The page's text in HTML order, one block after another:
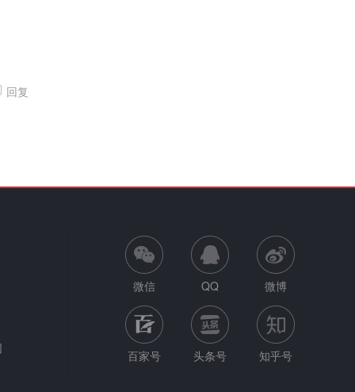
回复
微信 QQ 微博
百家号 头条号 知乎号